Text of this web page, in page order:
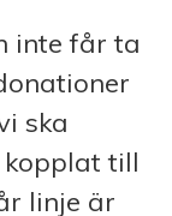
inte får ta
ska
till
linje är